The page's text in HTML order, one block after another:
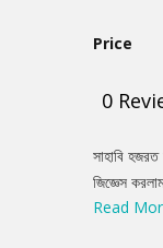
Price
0
সাহাবি
জিজ্ঞেস
সময়মতো
Read